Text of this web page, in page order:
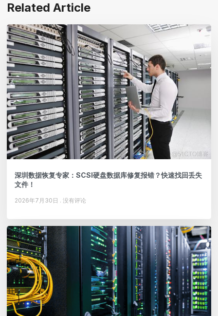
Related Article
深圳数据恢复专家：SCSI硬盘数据库修复报错？快速找回丢失
文件！
2026年7月30日 没有评论